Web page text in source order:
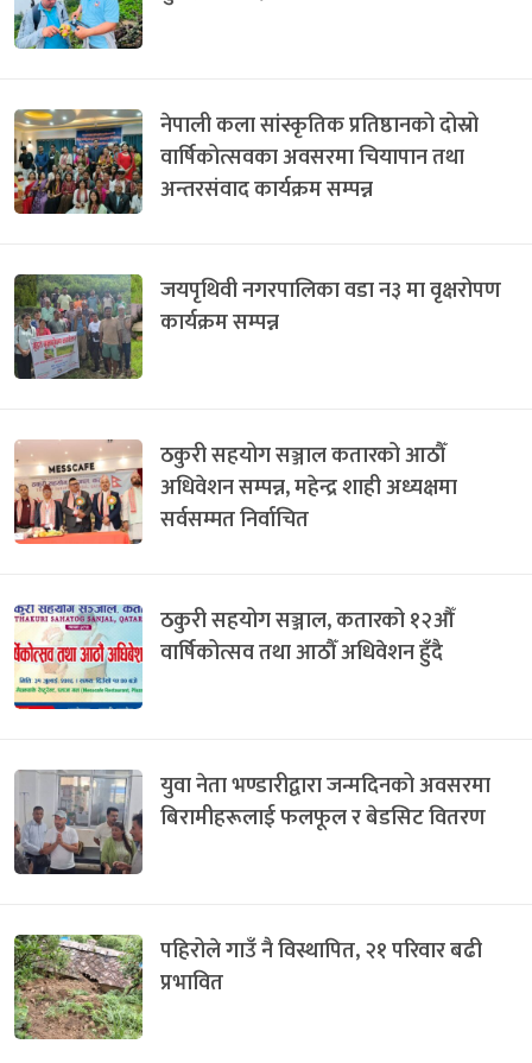
नेपाली कला सांस्कृतिक प्रतिष्ठानको दोस्रो
वार्षिकोत्सवका अवसरमा चियापान तथा
अन्तरसंवाद कार्यक्रम सम्पन्न
जयपृथिवी नगरपालिका वडा न३ मा वृक्षरोपण
कार्यक्रम सम्पन्न
ठकुरी सहयोग सञ्जाल कतारको आठौँ
अधिवेशन सम्पन्न, महेन्द्र शाही अध्यक्षमा
सर्वसम्मत निर्वाचित
ठकुरी सहयोग सञ्जाल, कतारको १२औँ
वार्षिकोत्सव तथा आठौँ अधिवेशन हुँदै
युवा नेता भण्डारीद्वारा जन्मदिनको अवसरमा
बिरामीहरूलाई फलफूल र बेडसिट वितरण
पहिरोले गाउँ नै विस्थापित, २१ परिवार बढी
प्रभावित